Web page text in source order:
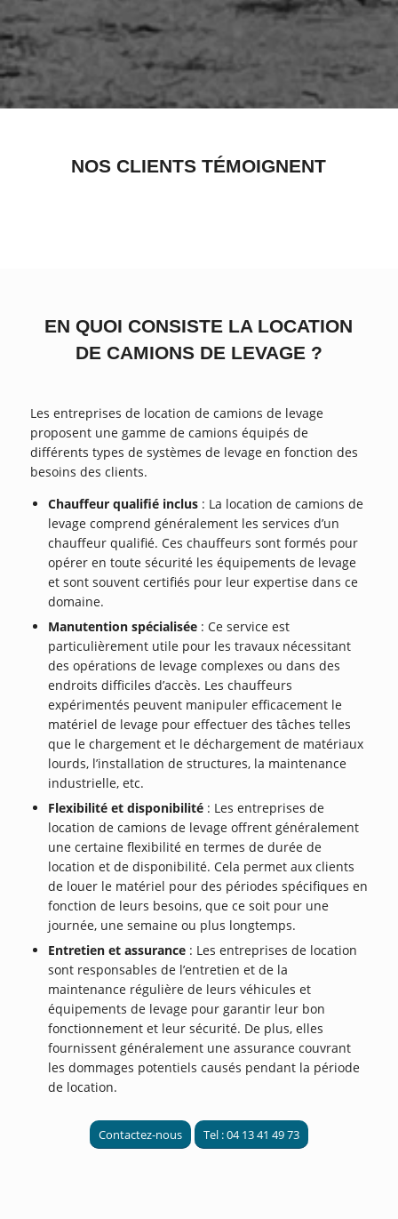
NOS CLIENTS TÉMOIGNENT
EN QUOI CONSISTE LA LOCATION
DE CAMIONS DE LEVAGE ?
Les entreprises de location de camions de levage
proposent une gamme de camions équipés de
différents types de systèmes de levage en fonction des
besoins des clients.
Chauffeur qualifié inclus : La location de camions de
levage comprend généralement les services d’un
chauffeur qualifié. Ces chauffeurs sont formés pour
opérer en toute sécurité les équipements de levage
et sont souvent certifiés pour leur expertise dans ce
domaine.
Manutention spécialisée : Ce service est
particulièrement utile pour les travaux nécessitant
des opérations de levage complexes ou dans des
endroits difficiles d’accès. Les chauffeurs
expérimentés peuvent manipuler efficacement le
matériel de levage pour effectuer des tâches telles
que le chargement et le déchargement de matériaux
lourds, l’installation de structures, la maintenance
industrielle, etc.
Flexibilité et disponibilité : Les entreprises de
location de camions de levage offrent généralement
une certaine flexibilité en termes de durée de
location et de disponibilité. Cela permet aux clients
de louer le matériel pour des périodes spécifiques en
fonction de leurs besoins, que ce soit pour une
journée, une semaine ou plus longtemps.
Entretien et assurance : Les entreprises de location
sont responsables de l’entretien et de la
maintenance régulière de leurs véhicules et
équipements de levage pour garantir leur bon
fonctionnement et leur sécurité. De plus, elles
fournissent généralement une assurance couvrant
les dommages potentiels causés pendant la période
de location.
Contactez-nous Tel : 04 13 41 49 73